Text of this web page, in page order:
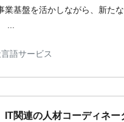
業基盤を活かしながら、新た
...
語サービス
IT関連の人材コーディネ